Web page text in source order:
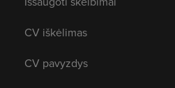
CV iškėlimas
CV pavyzdys